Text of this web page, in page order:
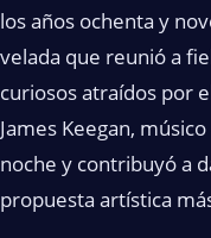
los años ochenta y
velada que reunió a
curiosos atraídos por
James Keegan,
noche y contribuyó a
propuesta artística